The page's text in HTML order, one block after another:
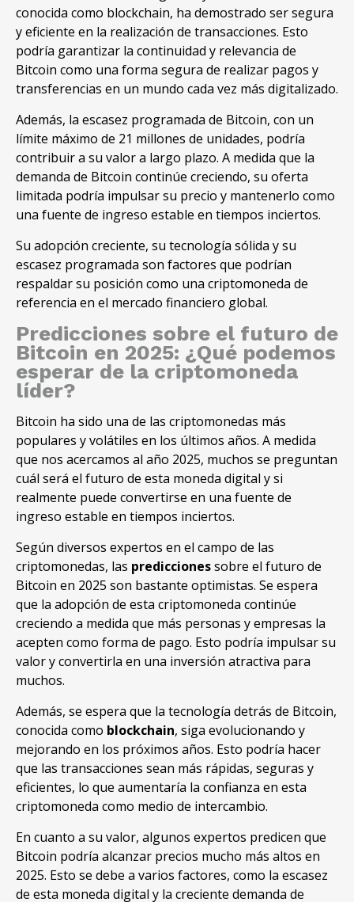
conocida como blockchain, ha demostrado ser segura
y eficiente en la realización de transacciones. Esto
podría garantizar la continuidad y relevancia de
Bitcoin como una forma segura de realizar pagos y
transferencias en un mundo cada vez más digitalizado.
Además, la escasez programada de Bitcoin, con un
límite máximo de 21 millones de unidades, podría
contribuir a su valor a largo plazo. A medida que la
demanda de Bitcoin continúe creciendo, su oferta
limitada podría impulsar su precio y mantenerlo como
una fuente de ingreso estable en tiempos inciertos.
Su adopción creciente, su tecnología sólida y su
escasez programada son factores que podrían
respaldar su posición como una criptomoneda de
referencia en el mercado financiero global.
Predicciones sobre el futuro de
Bitcoin en 2025: ¿Qué podemos
esperar de la criptomoneda
líder?
Bitcoin ha sido una de las criptomonedas más
populares y volátiles en los últimos años. A medida
que nos acercamos al año 2025, muchos se preguntan
cuál será el futuro de esta moneda digital y si
realmente puede convertirse en una fuente de
ingreso estable en tiempos inciertos.
Según diversos expertos en el campo de las
criptomonedas, las prediccionessobre el futuro de
Bitcoin en 2025 son bastante optimistas. Se espera
que la adopción de esta criptomoneda continúe
creciendo a medida que más personas y empresas la
acepten como forma de pago. Esto podría impulsar su
valor y convertirla en una inversión atractiva para
muchos.
Además, se espera que la tecnología detrás de Bitcoin,
conocida como blockchain, siga evolucionando y
mejorando en los próximos años. Esto podría hacer
que las transacciones sean más rápidas, seguras y
eficientes, lo que aumentaría la confianza en esta
criptomoneda como medio de intercambio.
En cuanto a su valor, algunos expertos predicen que
Bitcoin podría alcanzar precios mucho más altos en
2025. Esto se debe a varios factores, como la escasez
de esta moneda digital y la creciente demanda de